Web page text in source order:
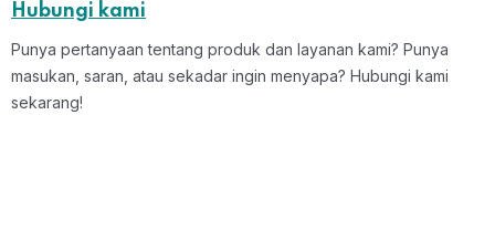
Hubungi kami
Punya pertanyaan tentang produk dan layanan kami? Punya
masukan, saran, atau sekadar ingin menyapa? Hubungi kami
sekarang!